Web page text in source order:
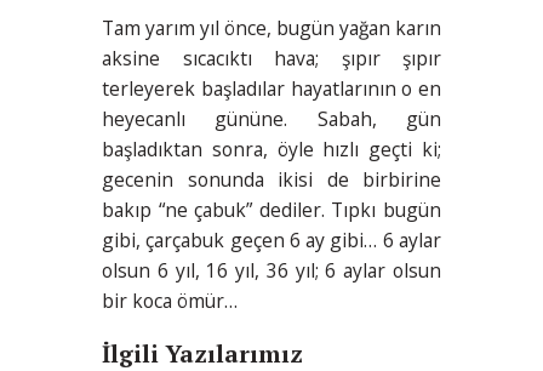
Tam yarım yıl önce, bugün yağan karın
aksine sıcacıktı hava; şıpır şıpır
terleyerek başladılar hayatlarının o en
heyecanlı gününe. Sabah, gün
başladıktan sonra, öyle hızlı geçti ki;
gecenin sonunda ikisi de birbirine
bakıp “ne çabuk” dediler. Tıpkı bugün
gibi, çarçabuk geçen 6 ay gibi… 6 aylar
olsun 6 yıl, 16 yıl, 36 yıl; 6 aylar olsun
bir koca ömür…
İlgili Yazılarımız